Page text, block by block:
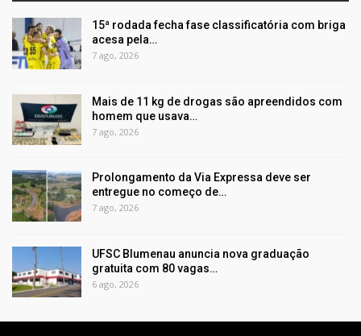
15ª rodada fecha fase classificatória com briga
acesa pela…
7 ago, 2026
Mais de 11 kg de drogas são apreendidos com
homem que usava…
7 ago, 2026
Prolongamento da Via Expressa deve ser
entregue no começo de…
7 ago, 2026
UFSC Blumenau anuncia nova graduação
gratuita com 80 vagas…
6 ago, 2026